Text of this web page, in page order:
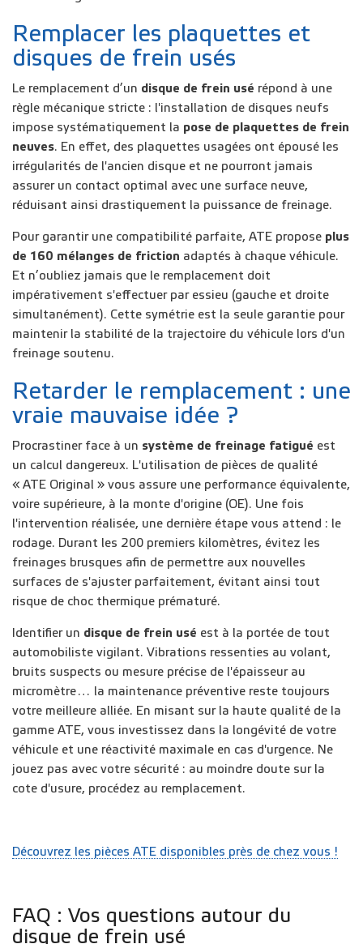
Remplacer les plaquettes et
disques de frein usés
Le remplacement d’un disque de frein usé répond à une
règle mécanique stricte : l'installation de disques neufs
impose systématiquement la pose de plaquettes de frein
neuves. En effet, des plaquettes usagées ont épousé les
irrégularités de l'ancien disque et ne pourront jamais
assurer un contact optimal avec une surface neuve,
réduisant ainsi drastiquement la puissance de freinage.
Pour garantir une compatibilité parfaite, ATE propose plus
de 160 mélanges de friction adaptés à chaque véhicule.
Et n’oubliez jamais que le remplacement doit
impérativement s'effectuer par essieu (gauche et droite
simultanément). Cette symétrie est la seule garantie pour
maintenir la stabilité de la trajectoire du véhicule lors d'un
freinage soutenu.
Retarder le remplacement : une
vraie mauvaise idée ?
Procrastiner face à un système de freinage fatigué est
un calcul dangereux. L'utilisation de pièces de qualité
« ATE Original » vous assure une performance équivalente,
voire supérieure, à la monte d'origine (OE). Une fois
l'intervention réalisée, une dernière étape vous attend : le
rodage. Durant les 200 premiers kilomètres, évitez les
freinages brusques afin de permettre aux nouvelles
surfaces de s'ajuster parfaitement, évitant ainsi tout
risque de choc thermique prématuré.
Identifier un disque de frein usé est à la portée de tout
automobiliste vigilant. Vibrations ressenties au volant,
bruits suspects ou mesure précise de l'épaisseur au
micromètre… la maintenance préventive reste toujours
votre meilleure alliée. En misant sur la haute qualité de la
gamme ATE, vous investissez dans la longévité de votre
véhicule et une réactivité maximale en cas d'urgence. Ne
jouez pas avec votre sécurité : au moindre doute sur la
cote d'usure, procédez au remplacement.
Découvrez les pièces ATE disponibles près de chez vous !
FAQ : Vos questions autour du
disque de frein usé